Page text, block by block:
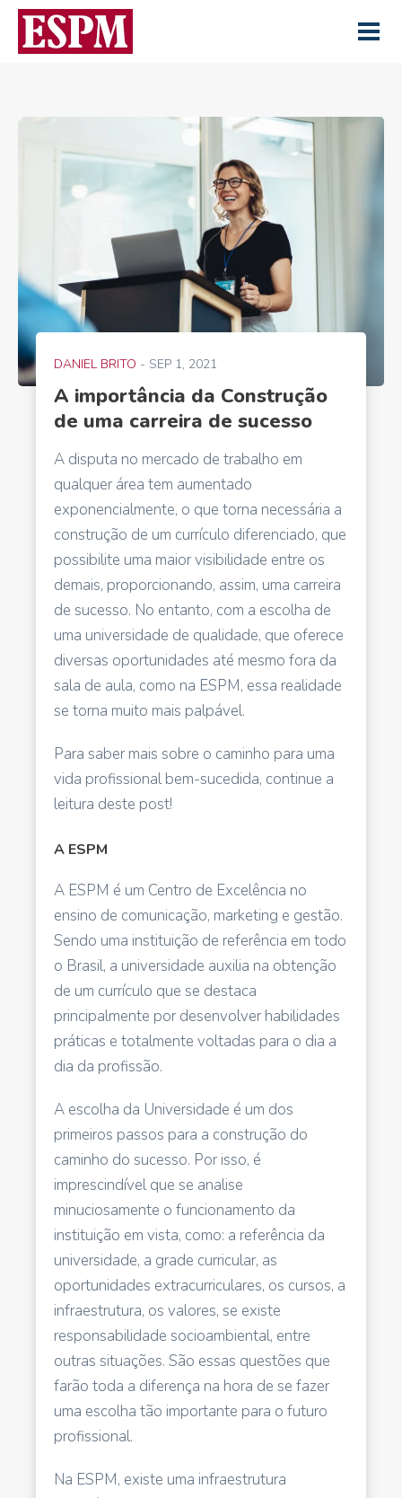
DANIEL BRITO - SEP 1, 2021
A importância da Construção
de uma carreira de sucesso
A disputa no mercado de trabalho em
qualquer área tem aumentado
exponencialmente, o que torna necessária a
construção de um currículo diferenciado, que
possibilite uma maior visibilidade entre os
demais, proporcionando, assim, uma carreira
de sucesso. No entanto, com a escolha de
uma universidade de qualidade, que oferece
diversas oportunidades até mesmo fora da
sala de aula, como na ESPM, essa realidade
se torna muito mais palpável.
Para saber mais sobre o caminho para uma
vida profissional bem-sucedida, continue a
leitura deste post!
A ESPM
A ESPM é um Centro de Ex­celência no
ensino de comunicação, marketing e gestão.
Sendo uma instituição de referência em todo
o Brasil, a universidade auxilia na obtenção
de um currículo que se destaca
principalmente por desenvolver habilidades
práticas e totalmente voltadas para o dia a
dia da profissão.
A escolha da Universidade é um dos
primeiros passos para a construção do
caminho do sucesso. Por isso, é
imprescindível que se analise
minuciosamente o funcionamento da
instituição em vista, como: a referência da
universidade, a grade curricular, as
oportunidades extracurriculares, os cursos, a
infraestrutura, os valores, se existe
responsabilidade socioambiental, entre
outras situações. São essas questões que
farão toda a diferença na hora de se fazer
uma escolha tão importante para o futuro
profissional.
Na ESPM, existe uma infraestrutura